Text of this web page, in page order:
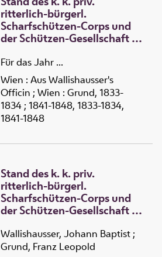
ritterlich-bürgerl.
Scharfschützen-Corps und
der Schützen-Gesellschaft in
Residenz-Stadt Wien
Für das Jahr ...
Wien : Aus Wallishausser's
Officin ; Wien : Grund, 1833-
1834 ; 1841-1848, 1833-1834,
1841-1848
Stand des k. k. priv.
ritterlich-bürgerl.
Scharfschützen-Corps und
der Schützen-Gesellschaft in
Residenz-Stadt Wien (1834)
Wallishausser, Johann Baptist ;
Grund, Franz Leopold